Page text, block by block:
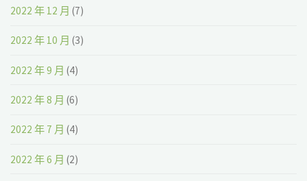
2022 年 12 月 (7)
2022 年 10 月 (3)
2022 年 9 月 (4)
2022 年 8 月 (6)
2022 年 7 月 (4)
2022 年 6 月 (2)